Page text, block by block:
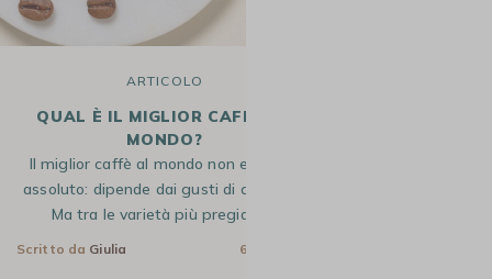
ARTICOLO
QUAL È IL MIGLIOR CAFFÈ AL
MONDO?
Il miglior caffè al mondo non esiste in
assoluto: dipende dai gusti di ciascuno.
Ma tra le varietà più pregiate,…
Scritto da Giulia 6 Ago 2026